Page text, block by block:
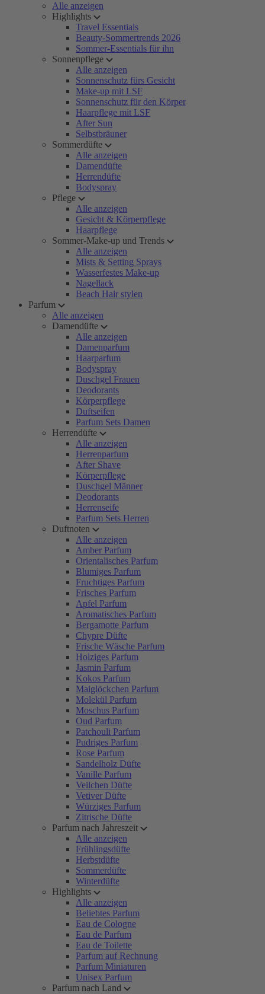
Alle anzeigen
Highlights
Travel Essentials
Beauty-Sommertrends 2026
Sommer-Essentials für ihn
Sonnenpflege
Alle anzeigen
Sonnenschutz fürs Gesicht
Make-up mit LSF
Sonnenschutz für den Körper
Haarpflege mit LSF
After Sun
Selbstbräuner
Sommerdüfte
Alle anzeigen
Damendüfte
Herrendüfte
Bodyspray
Pflege
Alle anzeigen
Gesicht & Körperpflege
Haarpflege
Sommer-Make-up und Trends
Alle anzeigen
Mists & Setting Sprays
Wasserfestes Make-up
Nagellack
Beach Hair stylen
Parfum
Alle anzeigen
Damendüfte
Alle anzeigen
Damenparfum
Haarparfum
Bodyspray
Duschgel Frauen
Deodorants
Körperpflege
Duftseifen
Parfum Sets Damen
Herrendüfte
Alle anzeigen
Herrenparfum
After Shave
Körperpflege
Duschgel Männer
Deodorants
Herrenseife
Parfum Sets Herren
Duftnoten
Alle anzeigen
Amber Parfum
Orientalisches Parfum
Blumiges Parfum
Fruchtiges Parfum
Frisches Parfum
Apfel Parfum
Aromatisches Parfum
Bergamotte Parfum
Chypre Düfte
Frische Wäsche Parfum
Holziges Parfum
Jasmin Parfum
Kokos Parfum
Maiglöckchen Parfum
Molekül Parfum
Moschus Parfum
Oud Parfum
Patchouli Parfum
Pudriges Parfum
Rose Parfum
Sandelholz Düfte
Vanille Parfum
Veilchen Düfte
Vetiver Düfte
Würziges Parfum
Zitrische Düfte
Parfum nach Jahreszeit
Alle anzeigen
Frühlingsdüfte
Herbstdüfte
Sommerdüfte
Winterdüfte
Highlights
Alle anzeigen
Beliebtes Parfum
Eau de Cologne
Eau de Parfum
Eau de Toilette
Parfum auf Rechnung
Parfum Miniaturen
Unisex Parfum
Parfum nach Land